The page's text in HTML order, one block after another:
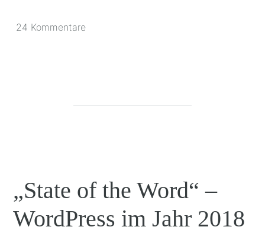
24 Kommentare
„State of the Word“ –
WordPress im Jahr 2018